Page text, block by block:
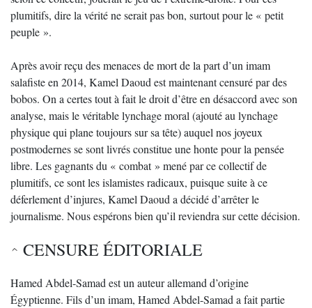
plumitifs, dire la vérité ne serait pas bon, surtout pour le « petit
peuple ».
Après avoir reçu des menaces de mort de la part d’un imam
salafiste en 2014, Kamel Daoud est maintenant censuré par des
bobos. On a certes tout à fait le droit d’être en désaccord avec son
analyse, mais le véritable lynchage moral (ajouté au lynchage
physique qui plane toujours sur sa tête) auquel nos joyeux
postmodernes se sont livrés constitue une honte pour la pensée
libre. Les gagnants du « combat » mené par ce collectif de
plumitifs, ce sont les islamistes radicaux, puisque suite à ce
déferlement d’injures, Kamel Daoud a décidé d’arrêter le
journalisme. Nous espérons bien qu’il reviendra sur cette décision.
CENSURE ÉDITORIALE
Hamed Abdel-Samad est un auteur allemand d’origine
Égyptienne. Fils d’un imam, Hamed Abdel-Samad a fait partie